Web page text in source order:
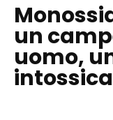
un
uomo,